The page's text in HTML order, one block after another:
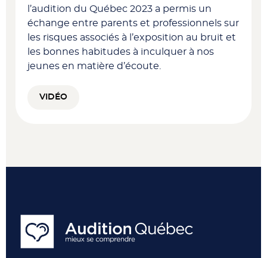
l’audition du Québec 2023 a permis un
échange entre parents et professionnels sur
les risques associés à l’exposition au bruit et
les bonnes habitudes à inculquer à nos
jeunes en matière d’écoute.
VIDÉO